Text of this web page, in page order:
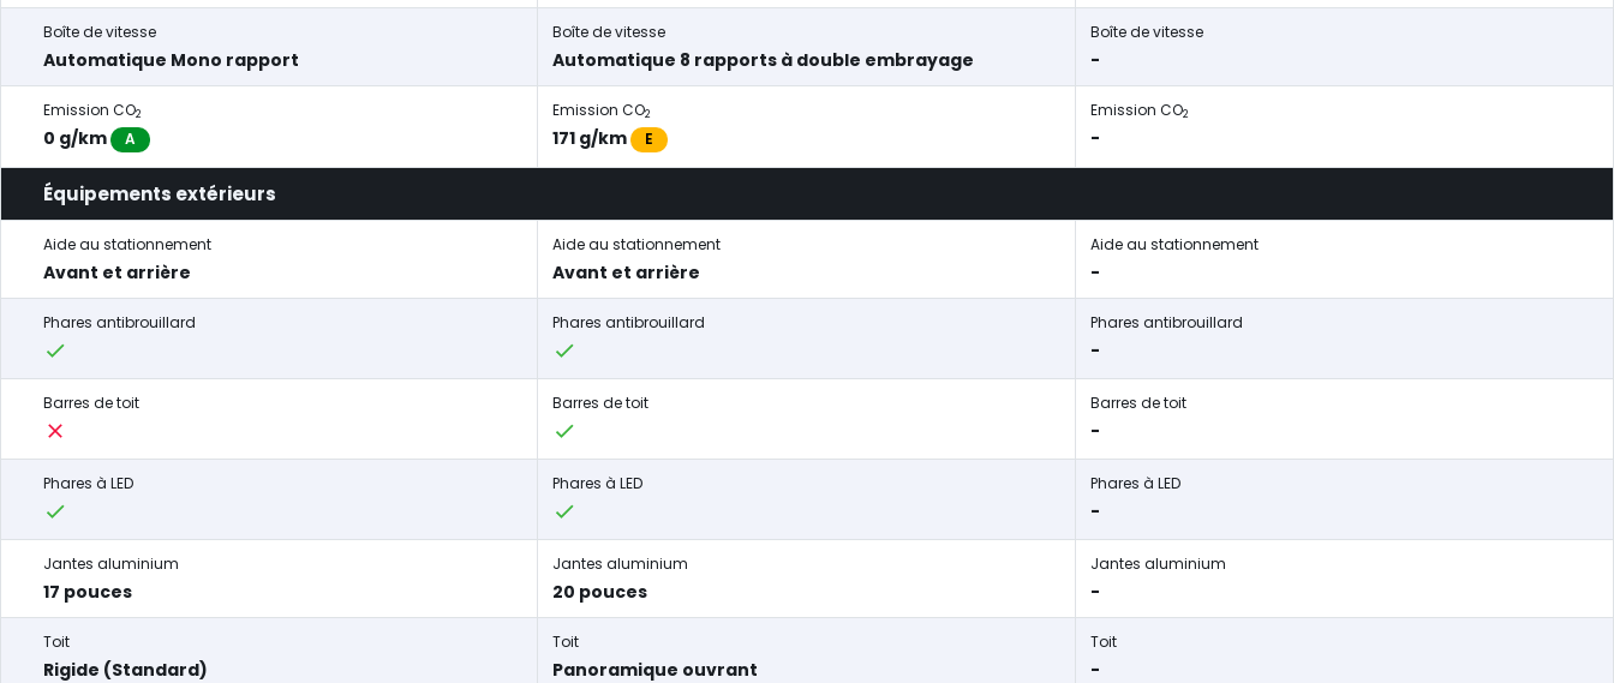
Boîte de vitesse
Automatique Mono rapport
Boîte de vitesse
Automatique 8 rapports à double embrayage
Boîte de vitesse
-
Emission CO2
0 g/km A
Emission CO2
171 g/km E
Emission CO2
-
Équipements extérieurs
Aide au stationnement
Avant et arrière
Aide au stationnement
Avant et arrière
Aide au stationnement
-
Phares antibrouillard Phares antibrouillard Phares antibrouillard
-
Barres de toit Barres de toit Barres de toit
-
Phares à LED Phares à LED Phares à LED
-
Jantes aluminium
17 pouces
Jantes aluminium
20 pouces
Jantes aluminium
-
Toit
Rigide (Standard)
Toit
Panoramique ouvrant
Toit
-